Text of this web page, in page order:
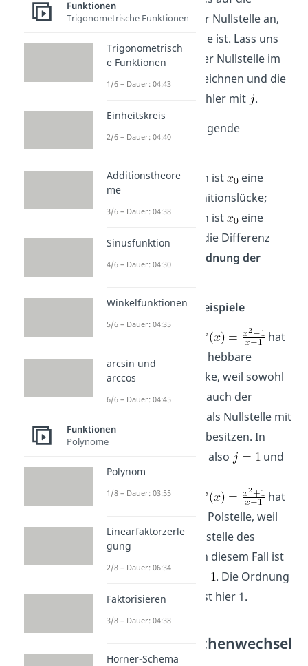
Vielfachheit dieser Nullstelle an,
eine Polstelle ist. Lass uns
die Vielfachheit der Nullstelle im
Nenner mit
bezeichnen und die
Vielfachheit im Zähler mit
.
Es gelten dann folgende
ist
, dann ist
eine
hebbare Definitionslücke;
ist
, dann ist
eine
Polstelle und die Differenz
Ordnung der
Hierzu ein paar
Beispiele
hat
eine hebbare
Definitionslücke, weil sowohl
der Zähler als auch der
als Nullstelle mit
Vielfachheit 1 besitzen. In
diesem Fall ist also
und
Die Funktion
hat
eine Polstelle, weil
nur Nullstelle des
Nenners ist. In diesem Fall ist
. Die Ordnung
der Polstelle ist hier 1.
Ohne Vorzeichenwechsel
Funktionen
Trigonometrische Funktionen
Trigonometrisch
e Funktionen
1/6 – Dauer: 04:43
Einheitskreis
2/6 – Dauer: 04:40
Additionstheore
me
3/6 – Dauer: 04:38
Sinusfunktion
4/6 – Dauer: 04:30
Winkelfunktionen
5/6 – Dauer: 04:35
arcsin und
arccos
6/6 – Dauer: 04:45
Funktionen
Polynome
Polynom
1/8 – Dauer: 03:55
Linearfaktorzerle
gung
2/8 – Dauer: 06:34
Faktorisieren
3/8 – Dauer: 04:38
Horner-Schema